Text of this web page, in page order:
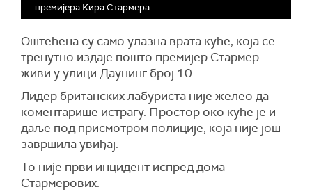
премијера Кира Стармера
Оштећена су само улазна врата куће, која се
тренутно издаје пошто премијер Стармер
живи у улици Даунинг број 10.
Лидер британских лабуриста није желео да
коментарише истрагу. Простор око куће је и
даље под присмотром полиције, која није још
завршила увиђај.
То није први инцидент испред дома
Стармерових.